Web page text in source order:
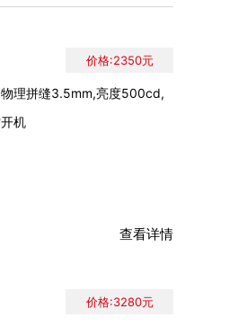
理拼缝3.5mm,亮度500cd,
机
价格:2350元
查看详情
价格:3280元